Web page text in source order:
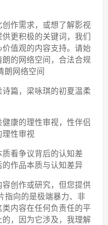
作需求，或想了解影视
更积极的关键词，我们
值观的内容支持。请始
的网络空间，合法合规
朗网络空间
篇，梁咏琪的初夏温柔
康的理性审视，性伴侣
理性审视
看争议背后的认知差
作品本质与认知差异
创作或研究，但您提供
指向的是极端暴力、非
内容在任何负责任的平
，因为它涉及，我理解